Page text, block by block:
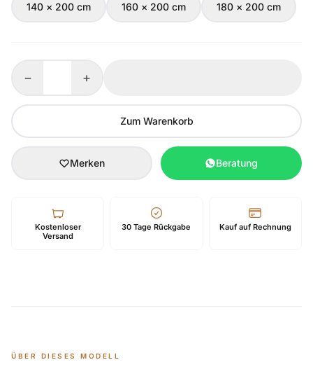
140 × 200 cm 160 × 200 cm 180 × 200 cm
− +
Zum Warenkorb
Merken Beratung
Kostenloser
Versand
30 Tage Rückgabe Kauf auf Rechnung
ÜBER DIESES MODELL